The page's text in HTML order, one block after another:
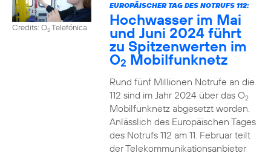
Credits: O2Telefónica
EUROPÄISCHER TAG DES NOTRUFS 112:
Hochwasser im Mai
und Juni 2024 führt
zu Spitzenwerten im
O2 Mobilfunknetz
Rund fünf Millionen Notrufe an die
112 sind im Jahr 2024 über das O2
Mobilfunknetz abgesetzt worden.
Anlässlich des Europäischen Tages
des Notrufs 112 am 11. Februar teilt
der Telekommunikationsanbieter